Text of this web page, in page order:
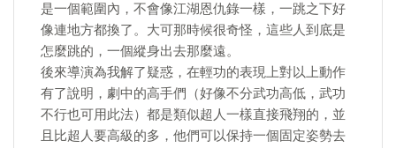
是一個範圍內，不會像江湖恩仇錄一樣，一跳之下好
像連地方都換了。大可那時候很奇怪，這些人到底是
怎麼跳的，一個縱身出去那麼遠。
後來導演為我解了疑惑，在輕功的表現上對以上動作
有了說明，劇中的高手們（好像不分武功高低，武功
不行也可用此法）都是類似超人一樣直接飛翔的，並
且比超人要高級的多，他們可以保持一個固定姿勢去